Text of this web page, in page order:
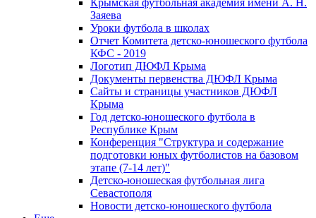
Крымская футбольная академия имени А. Н.
Заяева
Уроки футбола в школах
Отчет Комитета детско-юношеского футбола
КФС - 2019
Логотип ДЮФЛ Крыма
Документы первенства ДЮФЛ Крыма
Сайты и страницы участников ДЮФЛ
Крыма
Год детско-юношеского футбола в
Республике Крым
Конференция "Структура и содержание
подготовки юных футболистов на базовом
этапе (7-14 лет)"
Детско-юношеская футбольная лига
Севастополя
Новости детско-юношеского футбола